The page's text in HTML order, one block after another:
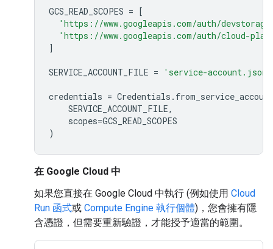
GCS_READ_SCOPES = [
'https://www.googleapis.com/auth/
'https://www.googleapis.com/auth/cloud-
]
SERVICE_ACCOUNT_FILE = 'service-account.json'
credentials = Credentials .
SERVICE_ACCOUNT_FILE,
scopes=GCS_READ_SCOPES
)
在 Google Cloud 中
如果您直接在 Google Cloud 中執行 (例如使用 Cloud
Run 函式或 Compute Engine 執行個體)，您會擁有隱
含憑證，但需要重新驗證，才能授予適當的範圍。